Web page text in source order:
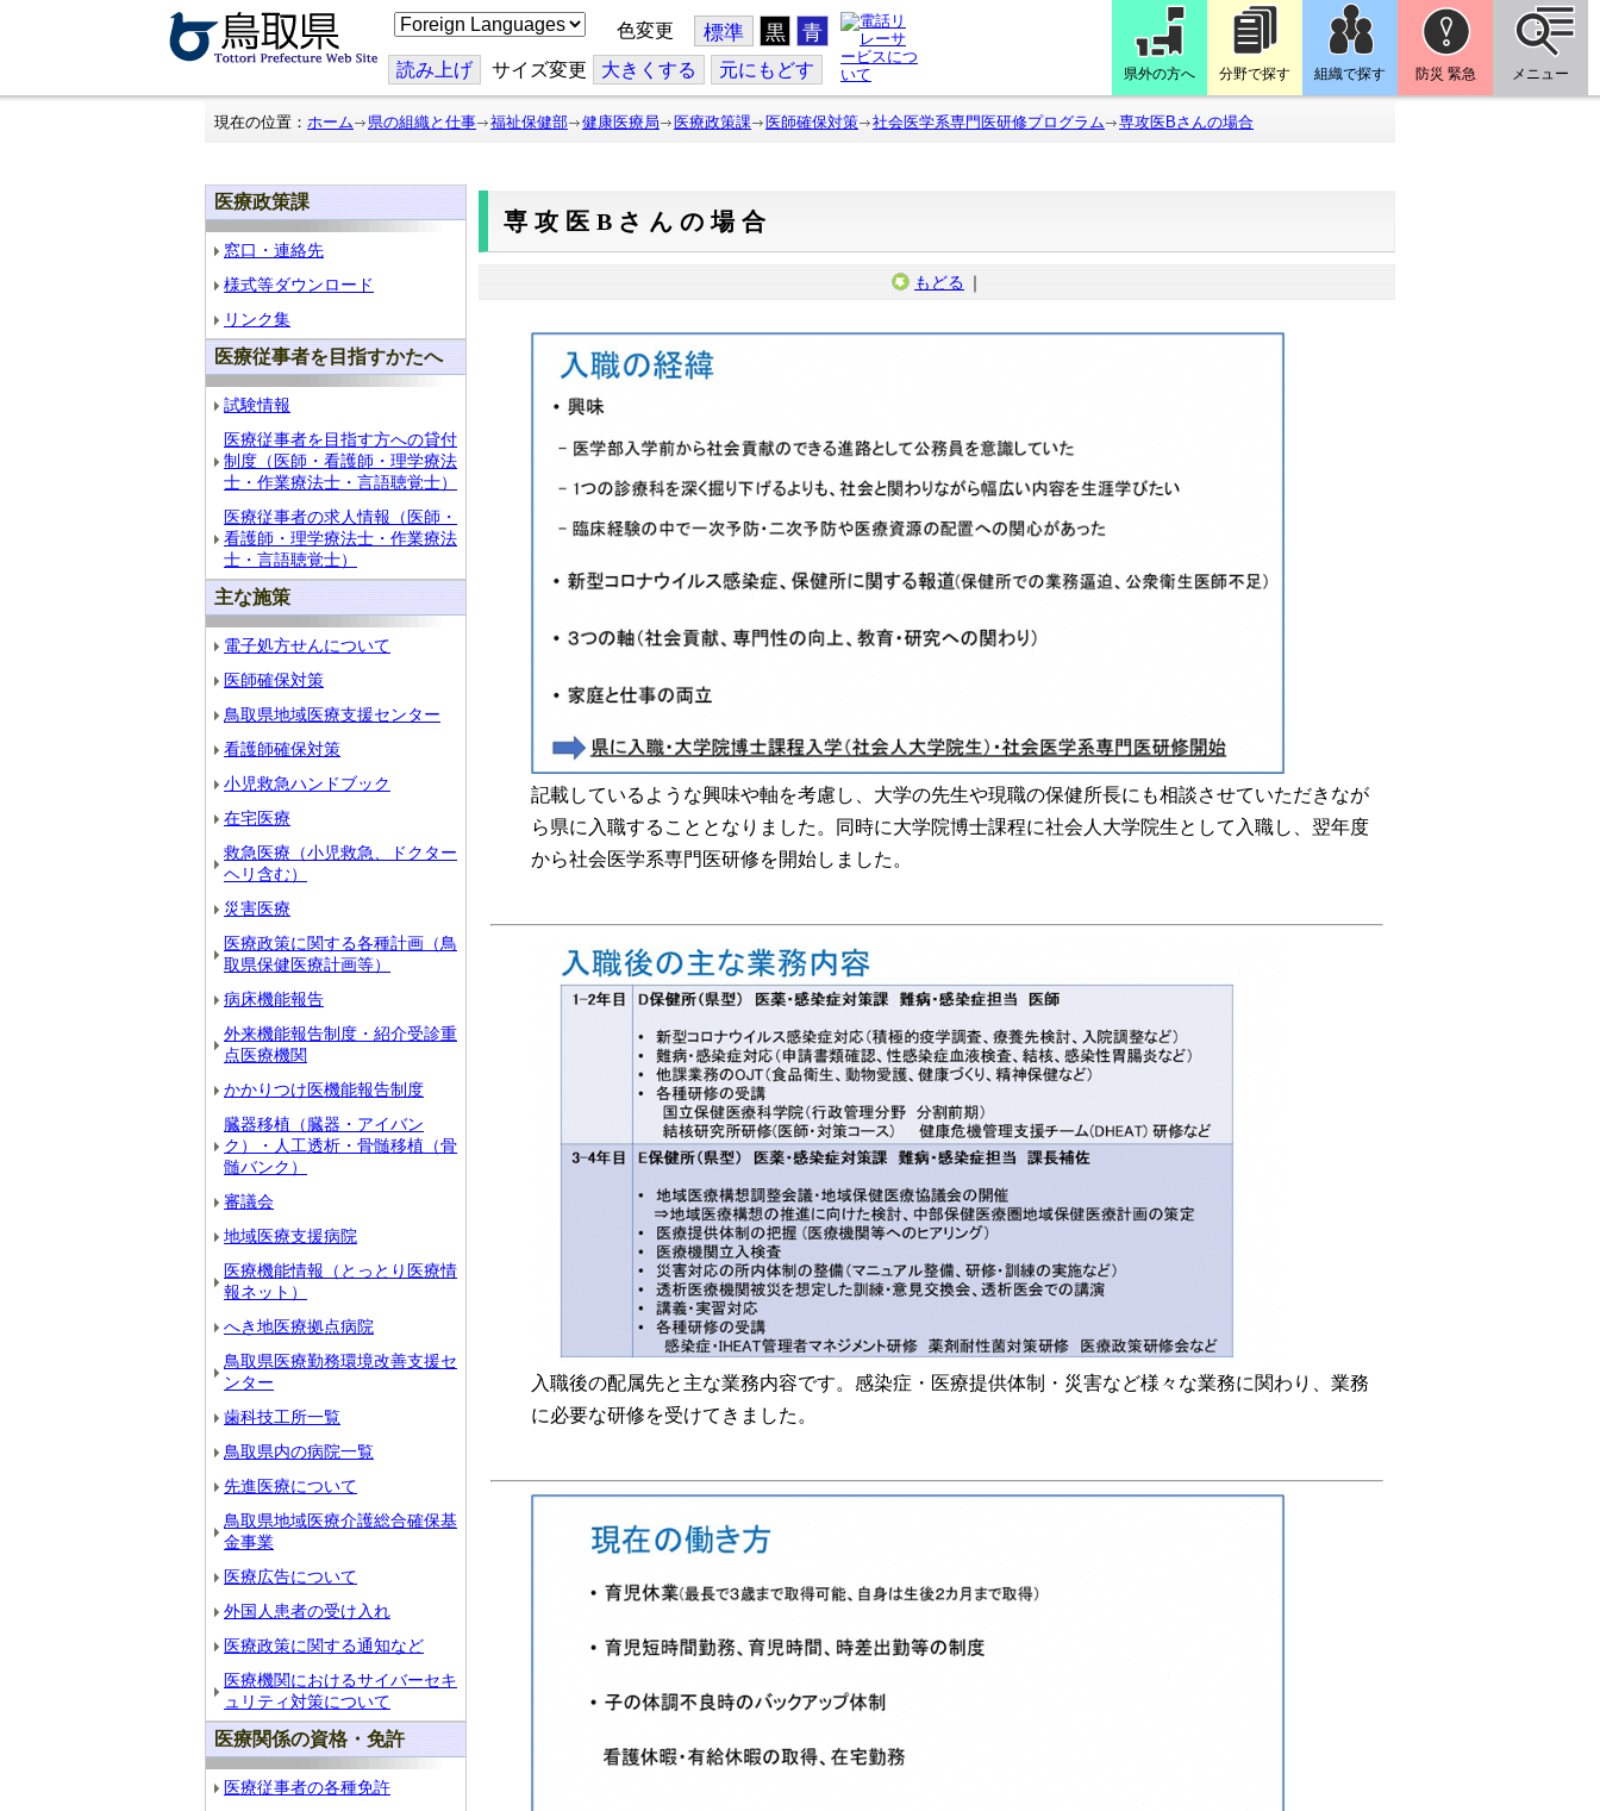
こ
の
ジ
を
翻
色変更 標準 黒 青
読み上げ サイズ変更 大きくする 元にもどす 県外の方へ 分野で探す 組織で探す 防災 緊急 メニュー
現在の位置： ホーム 県の組織と仕事 福祉保健部 健康医療局 医療政策課 医師確保対策 社会医学系専門医研修プログラム 専攻医Bさんの場合
医療政策課
窓口・連絡先
様式等ダウンロード
リンク集
医療従事者を目指すかたへ
試験情報
医療従事者を目指す方への貸付
制度（医師・看護師・理学療法
士・作業療法士・言語聴覚士）
医療従事者の求人情報（医師・
看護師・理学療法士・作業療法
士・言語聴覚士）
主な施策
電子処方せんについて
医師確保対策
鳥取県地域医療支援センター
看護師確保対策
小児救急ハンドブック
在宅医療
救急医療（小児救急、ドクター
ヘリ含む）
災害医療
医療政策に関する各種計画（鳥
取県保健医療計画等）
病床機能報告
外来機能報告制度・紹介受診重
点医療機関
かかりつけ医機能報告制度
臓器移植（臓器・アイバン
ク）・人工透析・骨髄移植（骨
髄バンク）
審議会
地域医療支援病院
医療機能情報（とっとり医療情
報ネット）
へき地医療拠点病院
鳥取県医療勤務環境改善支援セ
ンター
歯科技工所一覧
鳥取県内の病院一覧
先進医療について
鳥取県地域医療介護総合確保基
金事業
医療広告について
外国人患者の受け入れ
医療政策に関する通知など
医療機関におけるサイバーセキ
ュリティ対策について
医療関係の資格・免許
医療従事者の各種免許
専攻医Bさんの場合
もどる ｜
記載しているような興味や軸を考慮し、大学の先生や現職の保健所長にも相談させていただきなが
ら県に入職することとなりました。同時に大学院博士課程に社会人大学院生として入職し、翌年度
から社会医学系専門医研修を開始しました。
入職後の配属先と主な業務内容です。感染症・医療提供体制・災害など様々な業務に関わり、業務
に必要な研修を受けてきました。